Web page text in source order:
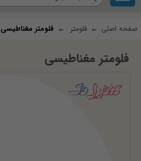
صفحه اصلی ← فلومتر ← فلومتر مغناطیسی
فلومتر مغناطیسی